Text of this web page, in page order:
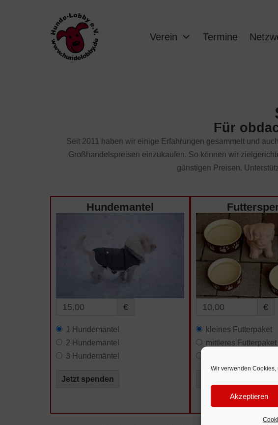
Wir verwenden Cookies,
Akzeptieren
Verein Termine
Für
Seit 2011 haben wir einige Erfahrungen gesammelt und
Großhandelspreisen einzukaufen. So können wir
günstigen Preisen.
Hundemantel
15,00 €
1 Hundemantel
2 Hundemäntel
3 Hundemäntel
Jetzt spenden
10,00 €
kleines Futterpaket
mittleres Futterpaket